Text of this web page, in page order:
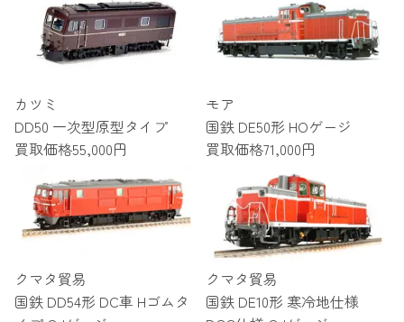
カツミ
DD50 一次型原型タイプ
買取価格55,000円
モア
国鉄 DE50形 HOゲージ
買取価格71,000円
クマタ貿易
国鉄 DD54形 DC車 Hゴムタ
クマタ貿易
国鉄 DE10形 寒冷地仕様